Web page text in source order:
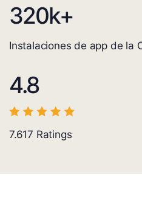
320k+
Instalaciones de app de la
4.8
7.617 Ratings